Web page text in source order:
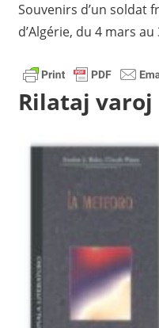
Souvenirs d’un soldat
d’Algérie, du 4 mars
Rilataj varoj